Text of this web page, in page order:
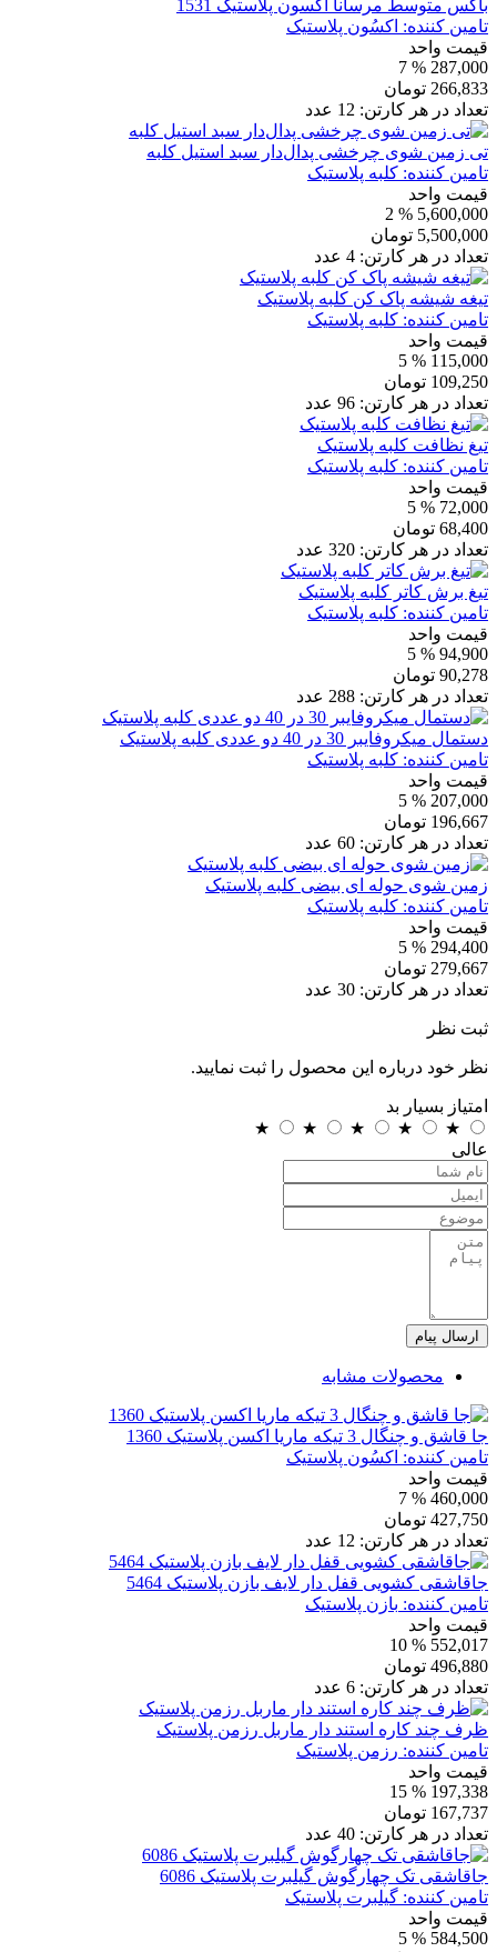
باکس متوسط مرسانا اکسون پلاستیک 1531
تامین کننده: اکسُون پلاستیک
قیمت واحد
287,000
% 7
266,833 تومان
تعداد در هر کارتن: 12 عدد
تی زمین شوی چرخشی پدال‌دار سبد استیل کلبه
تامین کننده: کلبه پلاستیک
قیمت واحد
5,600,000
% 2
5,500,000 تومان
تعداد در هر کارتن: 4 عدد
تیغه شیشه پاک کن کلبه پلاستیک
تامین کننده: کلبه پلاستیک
قیمت واحد
115,000
% 5
109,250 تومان
تعداد در هر کارتن: 96 عدد
تیغ نظافت کلبه پلاستیک
تامین کننده: کلبه پلاستیک
قیمت واحد
72,000
% 5
68,400 تومان
تعداد در هر کارتن: 320 عدد
تیغ برش کاتر کلبه پلاستیک
تامین کننده: کلبه پلاستیک
قیمت واحد
94,900
% 5
90,278 تومان
تعداد در هر کارتن: 288 عدد
دستمال میکروفایبر 30 در 40 دو عددی کلبه پلاستیک
تامین کننده: کلبه پلاستیک
قیمت واحد
207,000
% 5
196,667 تومان
تعداد در هر کارتن: 60 عدد
زمین شوی حوله ای بیضی کلبه پلاستیک
تامین کننده: کلبه پلاستیک
قیمت واحد
294,400
% 5
279,667 تومان
تعداد در هر کارتن: 30 عدد
ثبت نظر
نظر خود درباره این محصول را ثبت نمایید.
امتیاز بسیار بد
★
★
★
★
★
عالی
ارسال پیام
محصولات مشابه
جا قاشق و چنگال 3 تیکه ماریا اکسن پلاستیک 1360
تامین کننده: اکسُون پلاستیک
قیمت واحد
460,000
% 7
427,750 تومان
تعداد در هر کارتن: 12 عدد
جاقاشقی کشویی قفل دار لایف بازن پلاستیک 5464
تامین کننده: بازن پلاستیک
قیمت واحد
552,017
% 10
496,880 تومان
تعداد در هر کارتن: 6 عدد
ظرف چند کاره استند دار ماربل رزمن پلاستیک
تامین کننده: رزمن پلاستیک
قیمت واحد
197,338
% 15
167,737 تومان
تعداد در هر کارتن: 40 عدد
جاقاشقی تک چهارگوش گیلبرت پلاستیک 6086
تامین کننده: گیلبرت پلاستیک
قیمت واحد
584,500
% 5